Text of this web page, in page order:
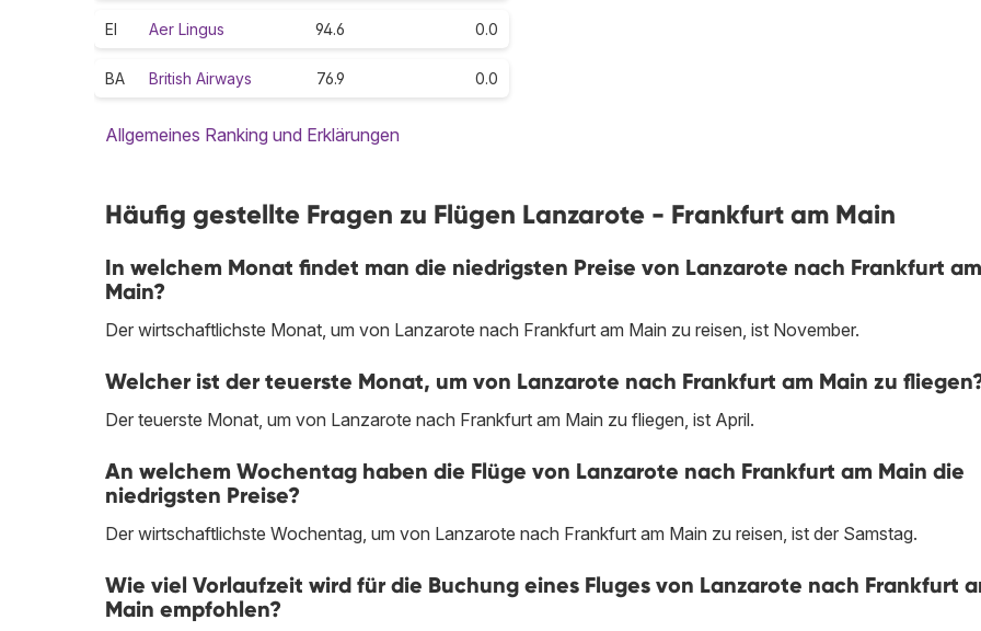
EI Aer Lingus 94.6 0.0
BA British Airways 76.9 0.0
Allgemeines Ranking und Erklärungen
Häufig gestellte Fragen zu Flügen Lanzarote - Frankfurt am Main
In welchem Monat findet man die niedrigsten Preise von Lanzarote nach Frankfurt am
Main?
Der wirtschaftlichste Monat, um von Lanzarote nach Frankfurt am Main zu reisen, ist November.
Welcher ist der teuerste Monat, um von Lanzarote nach Frankfurt am Main zu
Der teuerste Monat, um von Lanzarote nach Frankfurt am Main zu fliegen, ist April.
An welchem Wochentag haben die Flüge von Lanzarote nach Frankfurt am Main die
niedrigsten Preise?
Der wirtschaftlichste Wochentag, um von Lanzarote nach Frankfurt am Main zu reisen, ist der Samstag.
Wie viel Vorlaufzeit wird für die Buchung eines Fluges von Lanzarote nach Frankfurt
Main empfohlen?